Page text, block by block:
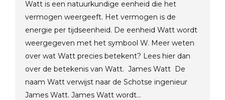
Watt is een natuurkundige eenheid die het
vermogen weergeeft. Het vermogen is de
energie per tijdseenheid. De eenheid Watt wordt
weergegeven met het symbool W. Meer weten
over wat Watt precies betekent? Lees hier dan
over de betekenis van Watt. James Watt De
naam Watt verwijst naar de Schotse ingenieur
James Watt. James Watt wordt…